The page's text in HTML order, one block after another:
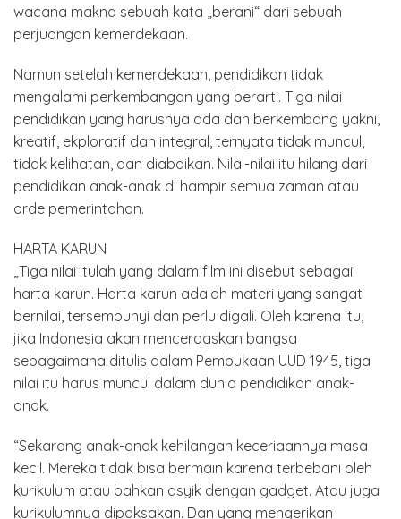
wacana makna sebuah kata „berani“ dari sebuah
perjuangan kemerdekaan.
Namun setelah kemerdekaan, pendidikan tidak
mengalami perkembangan yang berarti. Tiga nilai
pendidikan yang harusnya ada dan berkembang yakni,
kreatif, ekploratif dan integral, ternyata tidak muncul,
tidak kelihatan, dan diabaikan. Nilai-nilai itu hilang dari
pendidikan anak-anak di hampir semua zaman atau
orde pemerintahan.
HARTA KARUN
„Tiga nilai itulah yang dalam film ini disebut sebagai
harta karun. Harta karun adalah materi yang sangat
bernilai, tersembunyi dan perlu digali. Oleh karena itu,
jika Indonesia akan mencerdaskan bangsa
sebagaimana ditulis dalam Pembukaan UUD 1945, tiga
nilai itu harus muncul dalam dunia pendidikan anak-
anak.
“Sekarang anak-anak kehilangan keceriaannya masa
kecil. Mereka tidak bisa bermain karena terbebani oleh
kurikulum atau bahkan asyik dengan gadget. Atau juga
kurikulumnya dipaksakan. Dan yang mengerikan